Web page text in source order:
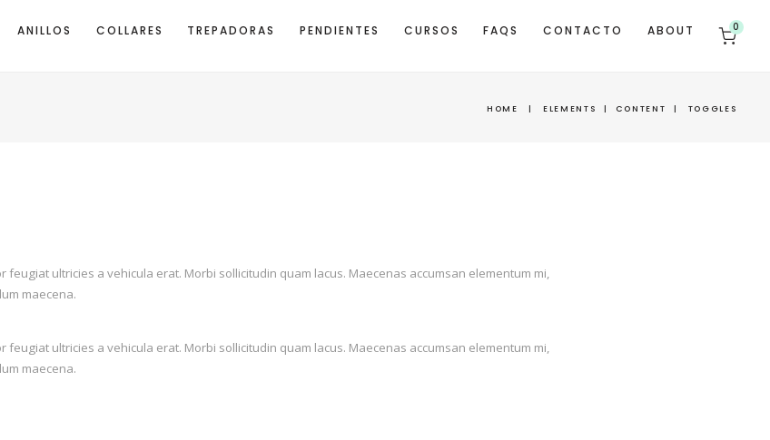
ANILLOS COLLARES TREPADORAS PENDIENTES CURSOS FAQS CONTACTO ABOUT 0
HOME | ELEMENTS | CONTENT | TOGGLES
ultricies a vehicula erat. Morbi sollicitudin quam lacus. Maecenas accumsan elementum mi,
maecena.
ultricies a vehicula erat. Morbi sollicitudin quam lacus. Maecenas accumsan elementum mi,
maecena.